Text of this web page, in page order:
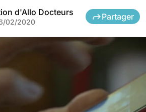
d'Allo Docteurs
02/2020
Partager